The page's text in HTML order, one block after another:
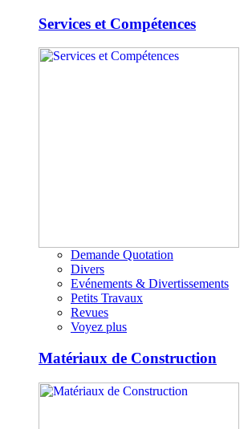
Services et Compétences
Demande Quotation
Divers
Evénements & Divertissements
Petits Travaux
Revues
Voyez plus
Matériaux de Construction